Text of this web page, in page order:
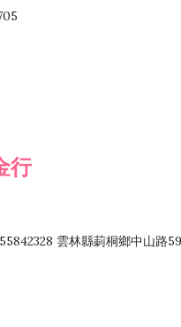
行
雲林縣莿桐鄉中山路